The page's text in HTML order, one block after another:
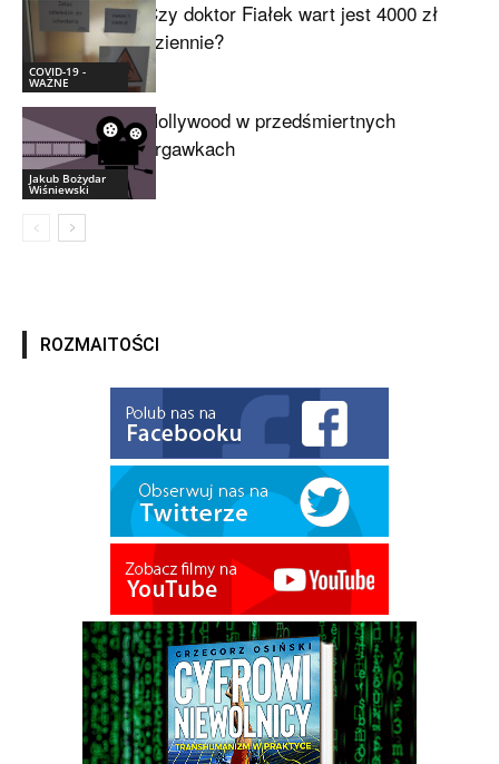
COVID-19 -
WAŻNE
Czy doktor Fiałek wart jest 4000 zł
dziennie?
Jakub Bożydar
Wiśniewski
Hollywood w przedśmiertnych
drgawkach
ROZMAITOŚCI